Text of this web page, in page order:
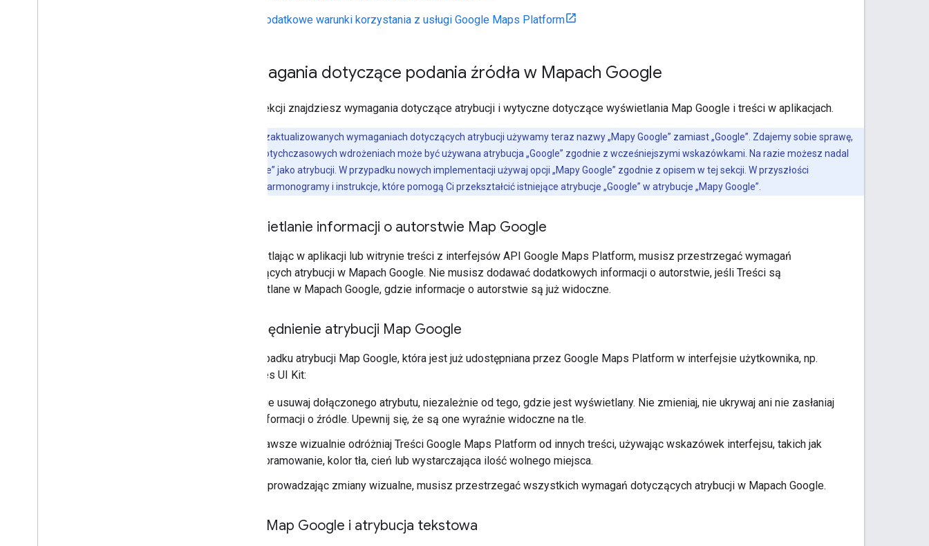
Dodatkowe warunki korzystania z usługi Google Maps Platform
Wymagania dotyczące podania źródła w Mapach Google
W tej sekcji znajdziesz wymagania dotyczące atrybucji i wytyczne dotyczące wyświetlania Map Google i treści w aplikacjach.
w zaktualizowanych wymaganiach dotyczących atrybucji używamy teraz nazwy „Mapy Google” zamiast „Google”. Zdajemy sobie sprawę,
że w Twoich dotychczasowych wdrożeniach może być używana atrybucja „Google” zgodnie z wcześniejszymi wskazówkami. Na razie możesz nadal
używać „Google” jako atrybucji. W przypadku nowych implementacji używaj opcji „Mapy Google” zgodnie z opisem w tej sekcji. W przyszłości
udostępnimy harmonogramy i instrukcje, które pomogą Ci przekształcić istniejące atrybucje „Google” w atrybucje „Mapy Google”.
Wyświetlanie informacji o autorstwie Map Google
Wyświetlając w aplikacji lub witrynie treści z interfejsów API Google Maps Platform, musisz przestrzegać wymagań
dotyczących atrybucji w Mapach Google. Nie musisz dodawać dodatkowych informacji o autorstwie, jeśli Treści są
wyświetlane w Mapach Google, gdzie informacje o autorstwie są już widoczne.
Uwzględnienie atrybucji Map Google
W przypadku atrybucji Map Google, która jest już udostępniana przez Google Maps Platform w interfejsie użytkownika, np.
w Places UI Kit:
Nie usuwaj dołączonego atrybutu, niezależnie od tego, gdzie jest wyświetlany. Nie zmieniaj, nie ukrywaj ani nie zasłaniaj
informacji o źródle. Upewnij się, że są one wyraźnie widoczne na tle.
Zawsze wizualnie odróżniaj Treści Google Maps Platform od innych treści, używając wskazówek interfejsu, takich jak
obramowanie, kolor tła, cień lub wystarczająca ilość wolnego miejsca.
Wprowadzając zmiany wizualne, musisz przestrzegać wszystkich wymagań dotyczących atrybucji w Mapach Google.
Logo Map Google i atrybucja tekstowa